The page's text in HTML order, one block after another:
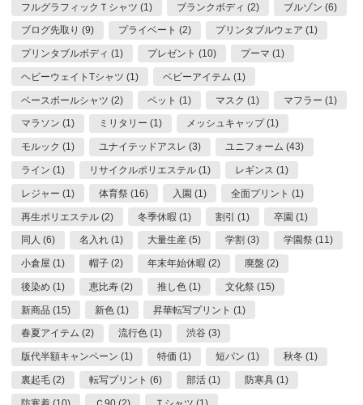
フルグラフィックＴシャツ (1) ブランクボディ (2) ブルゾン (6)
ブログ先取り (9) プライベート (2) プリンタブルウェア (1)
プリンタブルボディ (1) プレゼント (10) プーマ (1)
ヘビーウェイトTシャツ (1) ベビーアイテム (1)
ベースボールシャツ (2) ペット (1) マスク (1) マフラー (1)
マラソン (1) ミリタリー (1) メッシュキャップ (1)
モルック (1) ユナイテッドアスレ (3) ユニフォーム (43)
ライン (1) リサイクルポリエステル (1) レギンス (1)
レジャー (1) 体育祭 (16) 入園 (1) 全面プリント (1)
再生ポリエステル (2) 冬季休暇 (1) 割引 (1) 卒園 (1)
同人 (6) 名入れ (1) 大量生産 (5) 学割 (3) 学園祭 (11)
小倉屋 (1) 帽子 (2) 年末年始休暇 (2) 廃盤 (2)
後染め (1) 恵比寿 (2) 推し色 (1) 文化祭 (15)
新商品 (15) 新色 (1) 昇華転写プリント (1)
春夏アイテム (2) 流行色 (1) 渋谷 (3)
版代半額キャンペーン (1) 特価 (1) 短パン (1) 秋冬 (1)
裏起毛 (2) 転写プリント (6) 部活 (1) 防寒具 (1)